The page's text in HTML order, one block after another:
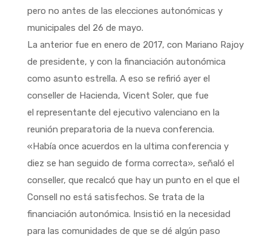
pero no antes de las elecciones autonómicas y
municipales del 26 de mayo.
La anterior fue en enero de 2017, con Mariano Rajoy
de presidente, y con la financiación autonómica
como asunto estrella. A eso se refirió ayer el
conseller de Hacienda, Vicent Soler, que fue
el representante del ejecutivo valenciano en la
reunión preparatoria de la nueva conferencia.
«Había once acuerdos en la ultima conferencia y
diez se han seguido de forma correcta», señaló el
conseller, que recalcó que hay un punto en el que el
Consell no está satisfechos. Se trata de la
financiación autonómica. Insistió en la necesidad
para las comunidades de que se dé algún paso